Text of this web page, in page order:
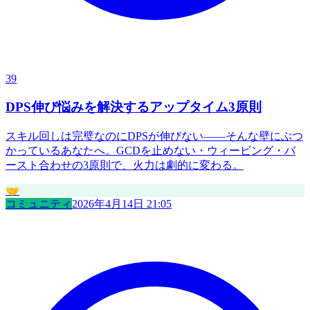
39
DPS伸び悩みを解決するアップタイム3原則
スキル回しは完璧なのにDPSが伸びない——そんな壁にぶつ
かっているあなたへ。GCDを止めない・ウィービング・バ
ースト合わせの3原則で、火力は劇的に変わる。
🤝
コミュニティ 2026年4月14日 21:05